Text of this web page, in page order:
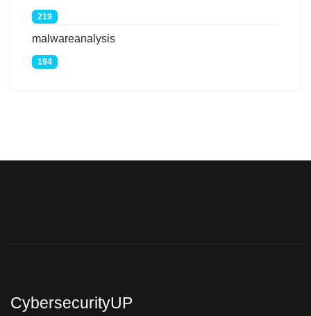
219
malwareanalysis
194
CybersecurityUP